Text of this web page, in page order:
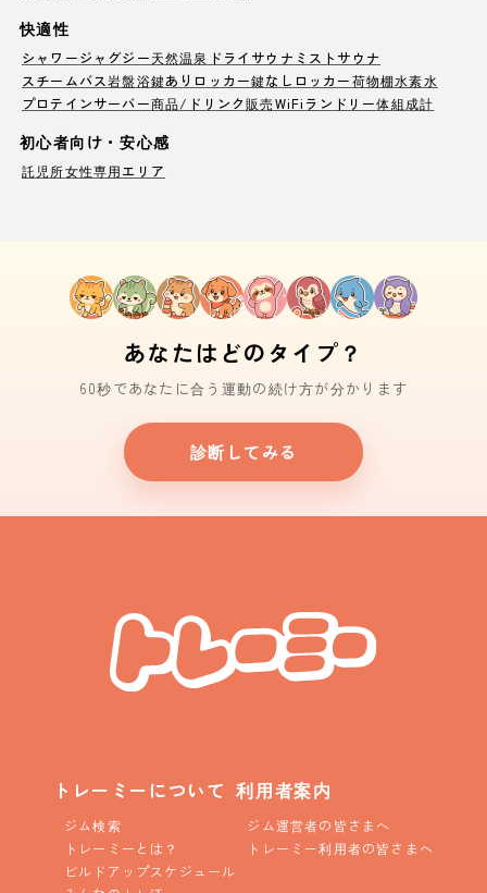
快適性
シャワージャグジー天然温泉 ドライサウナ ミストサウナ
スチームバス岩盤浴鍵ありロッカー鍵なしロッカー荷物棚水素水
プロテインサーバー商品/ドリンク販売WiFi ランドリー体組成計
初心者向け・安心感
託児所女性専用エリア
あなたはどのタイプ？
60秒であなたに合う運動の続け方が分かります
診断してみる
トレーミーについて
ジム検索
トレーミーとは？
ビルドアップスケジュール
利用者案内
ジム運営者の皆さまへ
トレーミー利用者の皆さまへ